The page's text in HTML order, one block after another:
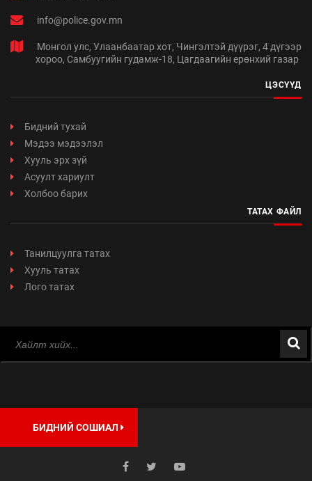
info@police.gov.mn
Монгол улс, Улаанбаатар хот, Чингэлтэй дүүрэг, 4 дүгээр
хороо, Самбуугийн гудамж-18, Цагдаагийн ерөнхий газар
ЦЭСҮҮД
Бидний тухай
Мэдээ мэдээлэл
Хууль эрх зүй
Асуулт хариулт
Холбоо барих
ТАТАХ ФАЙЛ
Танилцуулга татах
Хууль татах
Лого татах
БИДНИЙ СОШИАЛ